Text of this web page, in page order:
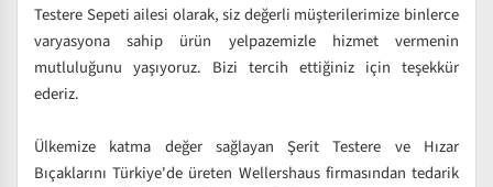
Testere Sepeti ailesi olarak, siz değerli müşterilerimize binlerce
varyasyona sahip ürün yelpazemizle hizmet vermenin
mutluluğunu yaşıyoruz. Bizi tercih ettiğiniz için teşekkür
ederiz.
Ülkemize katma değer sağlayan Şerit Testere ve Hızar
Bıçaklarını Türkiye'de üreten Wellershaus firmasından tedarik